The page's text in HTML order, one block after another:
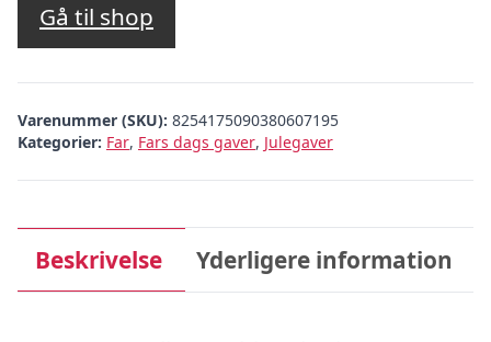
Gå til shop
Varenummer (SKU): 8254175090380607195
Kategorier: Far, Fars dags gaver, Julegaver
Beskrivelse Yderligere information